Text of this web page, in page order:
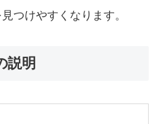
つけやすくなります。
説明